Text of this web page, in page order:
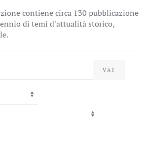
contiene circa 130 pubblicazione
di temi d'attualità storico,
VAI